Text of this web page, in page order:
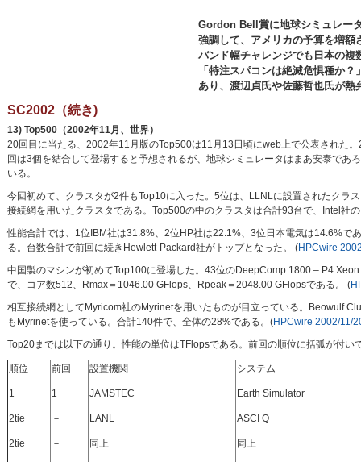
Gordon Bell賞に地球シミュレー
強調して、アメリカの予算を増額
バンド幅チャレンジでも日本の複
「特注スパコンは絶滅危惧種か
あり、渡辺貞氏や佐藤哲也氏が熱
SC2002（続き)
13) Top500（2002年11月、世界）
20回目に当たる、2002年11月版のTop500は11月13日頃にweb上で公表された
回は3個を結合して登場すると予想されるが、地球シミュレータはまあ安泰で
いる。
今回初めて、クラスタが2件もTop10に入った。5位は、LLNLに設置されたク
接続網を用いたクラスタである。Top500の中のクラスタは合計93台で、Intel
性能合計では、1位IBM社は31.8%、2位HP社は22.1%、3位日本電気は14.6%
る。台数合計で前回に続きHewlett-Packard社がトップとなった。 (HPCwire
中国製のマシンが初めてTop100に登場した。43位のDeepComp 1800 – P4
で、コア数512、Rmax＝1046.00 GFlops、Rpeak＝2048.00 GFlopsである。 (
相互接続網としてMyricom社のMyrinetを用いたものが目立っている。Beowulf
もMyrinetを使っている。合計140件で、全体の28%である。(HPCwire 2002/11/
Top20までは以下の通り。性能の単位はTFlopsである。前回の順位に括弧が付
順位 前回 設置機関 システム
1 1 JAMSTEC Earth Simulator
2tie － LANL ASCI Q
2tie － 同上 同上